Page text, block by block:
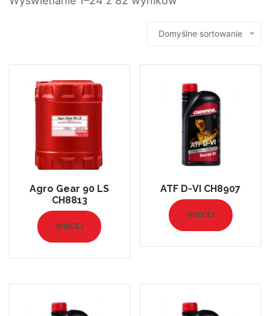
Domyślne sortowanie
Agro Gear 90 LS
CH8813
WIĘCEJ
ATF D-VI CH8907
WIĘCEJ